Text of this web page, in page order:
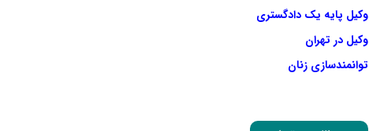
وکیل پایه یک دادگستری
وکیل در تهران
توانمندسازی زنان